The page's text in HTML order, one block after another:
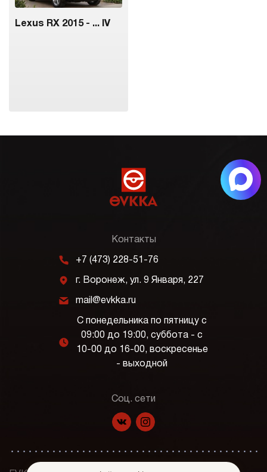
Lexus RX 2015 - ... IV
Контакты
m +7 (473) 228-51-76
j г. Воронеж, ул. 9 Января, 227
k mail@evkka.ru
l
С понедельника по пятницу с
09:00 до 19:00, суббота - с
10-00 до 16-00, воскресенье
- выходной
Соц. сети
f p